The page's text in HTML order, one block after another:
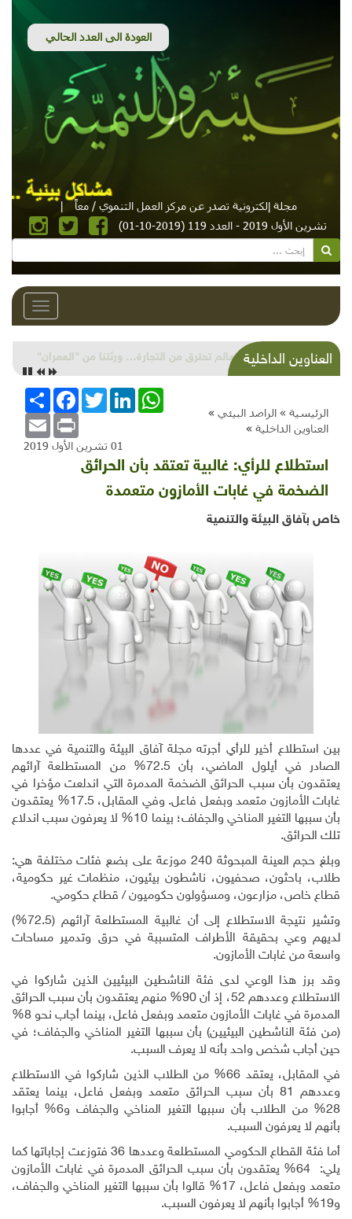
مجلة إلكترونية تصدر عن مركز العمل التنموي / معاً
|
تشرين الأول 2019 - العدد 119 (2019-10-01)
Toggle
العناوين الداخليةشذرات بيئية وتنموية...إسمنت جنين وخردة الخليل
وكهرباء الوطن وحقائب فرنسا
الرئيسية » الراصد البيئي »
العناوين الداخلية »
انشر
FacebookTwitterLinkedInWhatsApp
Email Print
01 تشرين الأول 2019
استطلاع للرأي: غالبية تعتقد بأن الحرائق
الضخمة في غابات الأمازون متعمدة
خاص بآفاق البيئة والتنمية
بين استطلاع أخير للرأي أجرته مجلة آفاق البيئة والتنمية في عددها
الصادر في أيلول الماضي، بأن 72.5% من المستطلعة آرائهم
يعتقدون بأن سبب الحرائق الضخمة المدمرة التي اندلعت مؤخرا في
غابات الأمازون متعمد وبفعل فاعل. وفي المقابل، 17.5% يعتقدون
بأن سببها التغير المناخي والجفاف؛ بينما 10% لا يعرفون سبب اندلاع
تلك الحرائق.
وبلغ حجم العينة المبحوثة 240 موزعة على بضع فئات مختلفة هي:
طلاب، باحثون، صحفيون، ناشطون بيئيون، منظمات غير حكومية،
قطاع خاص، مزارعون، ومسؤولون حكوميون / قطاع حكومي.
وتشير نتيجة الاستطلاع إلى أن غالبية المستطلعة آرائهم (72.5%)
لديهم وعي بحقيقة الأطراف المتسببة في حرق وتدمير مساحات
واسعة من غابات الأمازون.
وقد برز هذا الوعي لدى فئة الناشطين البيئيين الذين شاركوا في
الاستطلاع وعددهم 52، إذ أن 90% منهم يعتقدون بأن سبب الحرائق
المدمرة في غابات الأمازون متعمد وبفعل فاعل، بينما أجاب نحو 8%
(من فئة الناشطين البيئيين) بأن سببها التغير المناخي والجفاف؛ في
حين أجاب شخص واحد بأنه لا يعرف السبب.
في المقابل، يعتقد 66% من الطلاب الذين شاركوا في الاستطلاع
وعددهم 81 بأن سبب الحرائق متعمد وبفعل فاعل، بينما يعتقد
28% من الطلاب بأن سببها التغير المناخي والجفاف و6% أجابوا
بأنهم لا يعرفون السبب.
أما فئة القطاع الحكومي المستطلعة وعددها 36 فتوزعت إجاباتها كما
يلي: 64% يعتقدون بأن سبب الحرائق المدمرة في غابات الأمازون
متعمد وبفعل فاعل، 17% قالوا بأن سببها التغير المناخي والجفاف،
و19% أجابوا بأنهم لا يعرفون السبب.